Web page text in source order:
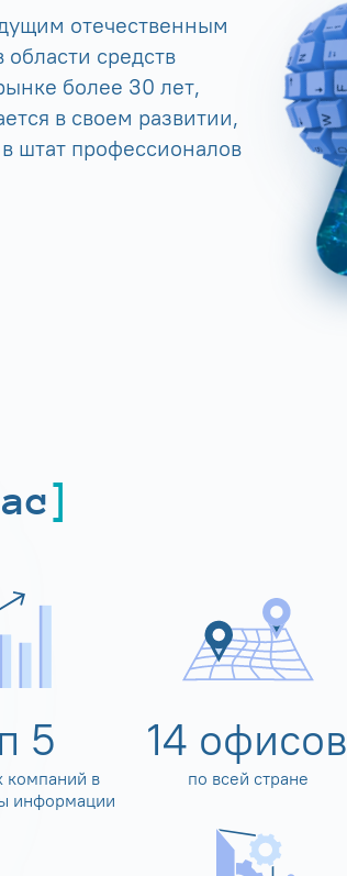
отечественным
средств
более 30 лет,
в своем развитии,
штат профессионалов
5
компаний в
информации
14 офисов
по всей стране